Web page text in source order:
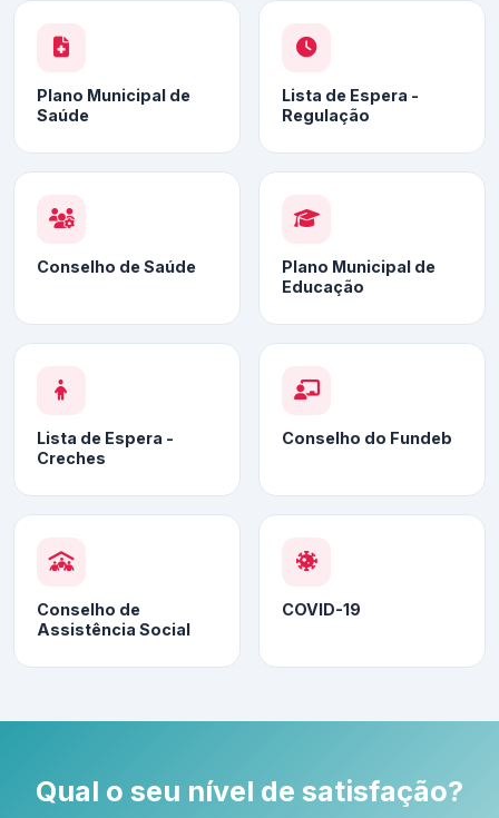
Plano Municipal de
Saúde
Lista de Espera -
Regulação
Conselho de Saúde
Plano Municipal de
Educação
Lista de Espera -
Creches
Conselho do Fundeb
Conselho de
Assistência Social
COVID-19
Qual o seu nível de satisfação?